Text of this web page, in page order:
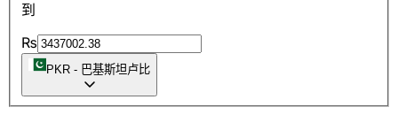
到
₨
PKR - 巴基斯坦卢比